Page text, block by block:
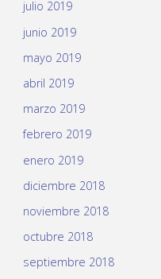
julio 2019
junio 2019
mayo 2019
abril 2019
marzo 2019
febrero 2019
enero 2019
diciembre 2018
noviembre 2018
octubre 2018
septiembre 2018